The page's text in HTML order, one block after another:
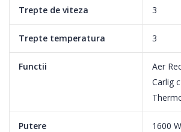
Trepte de viteza 3
Trepte temperatura 3
Functii
Aer
Carlig
Putere 1600 W